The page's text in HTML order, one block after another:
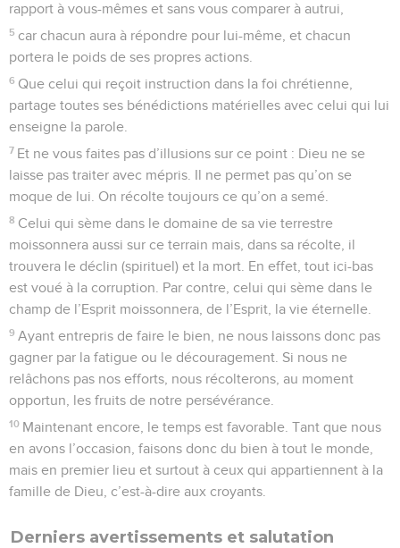
rapport à vous-mêmes et sans vous comparer à autrui,
5 car chacun aura à répondre pour lui-même, et chacun
portera le poids de ses propres actions.
6 Que celui qui reçoit instruction dans la foi chrétienne,
partage toutes ses bénédictions matérielles avec celui qui lui
enseigne la parole.
7 Et ne vous faites pas d’illusions sur ce point : Dieu ne se
laisse pas traiter avec mépris. Il ne permet pas qu’on se
moque de lui. On récolte toujours ce qu’on a semé.
8 Celui qui sème dans le domaine de sa vie terrestre
moissonnera aussi sur ce terrain mais, dans sa récolte, il
trouvera le déclin (spirituel) et la mort. En effet, tout ici-bas
est voué à la corruption. Par contre, celui qui sème dans le
champ de l’Esprit moissonnera, de l’Esprit, la vie éternelle.
9 Ayant entrepris de faire le bien, ne nous laissons donc pas
gagner par la fatigue ou le découragement. Si nous ne
relâchons pas nos efforts, nous récolterons, au moment
opportun, les fruits de notre persévérance.
10 Maintenant encore, le temps est favorable. Tant que nous
en avons l’occasion, faisons donc du bien à tout le monde,
mais en premier lieu et surtout à ceux qui appartiennent à la
famille de Dieu, c’est-à-dire aux croyants.
Derniers avertissements et salutation